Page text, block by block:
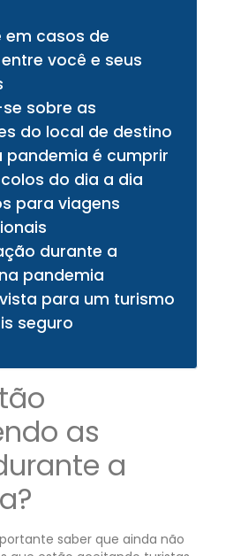
em casos de
você e seus
sobre as
do local de destino
pandemia é cumprir
do dia a dia
para viagens
durante a
pandemia
para um turismo
seguro
as
a
saber que ainda não